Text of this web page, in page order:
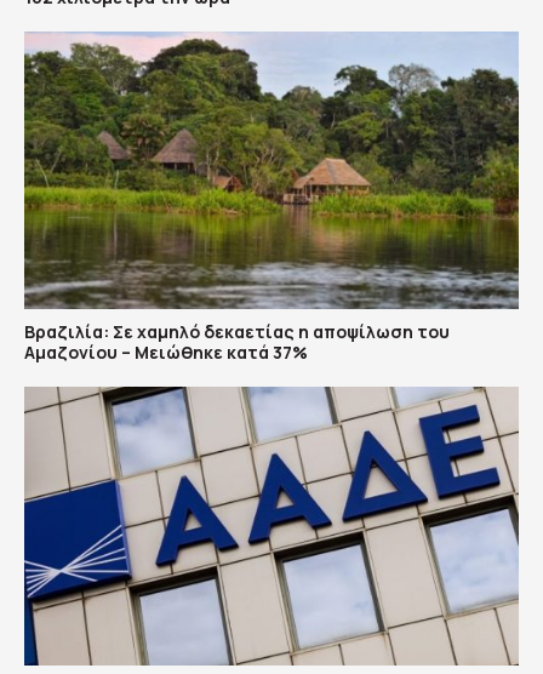
Βραζιλία: Σε χαμηλό δεκαετίας η αποψίλωση του
Αμαζονίου – Μειώθηκε κατά 37%